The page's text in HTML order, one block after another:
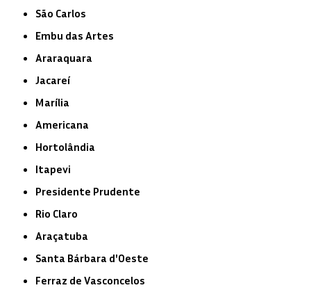
São Carlos
Embu das Artes
Araraquara
Jacareí
Marília
Americana
Hortolândia
Itapevi
Presidente Prudente
Rio Claro
Araçatuba
Santa Bárbara d'Oeste
Ferraz de Vasconcelos